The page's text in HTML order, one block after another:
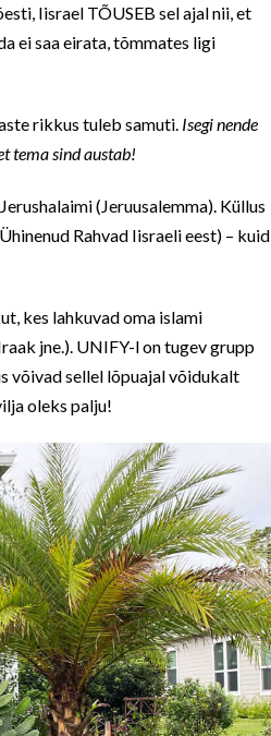
Iisrael TÕUSEB sel ajal nii, et
ei saa eirata, tõmmates ligi
rikkus tuleb samuti. Isegi nende
tema sind austab!
(Jeruusalemma). Küllus
Rahvad Iisraeli eest) – kuid
kes lahkuvad oma islami
jne.). UNIFY-l on tugev grupp
võivad sellel lõpuajal võidukalt
oleks palju!